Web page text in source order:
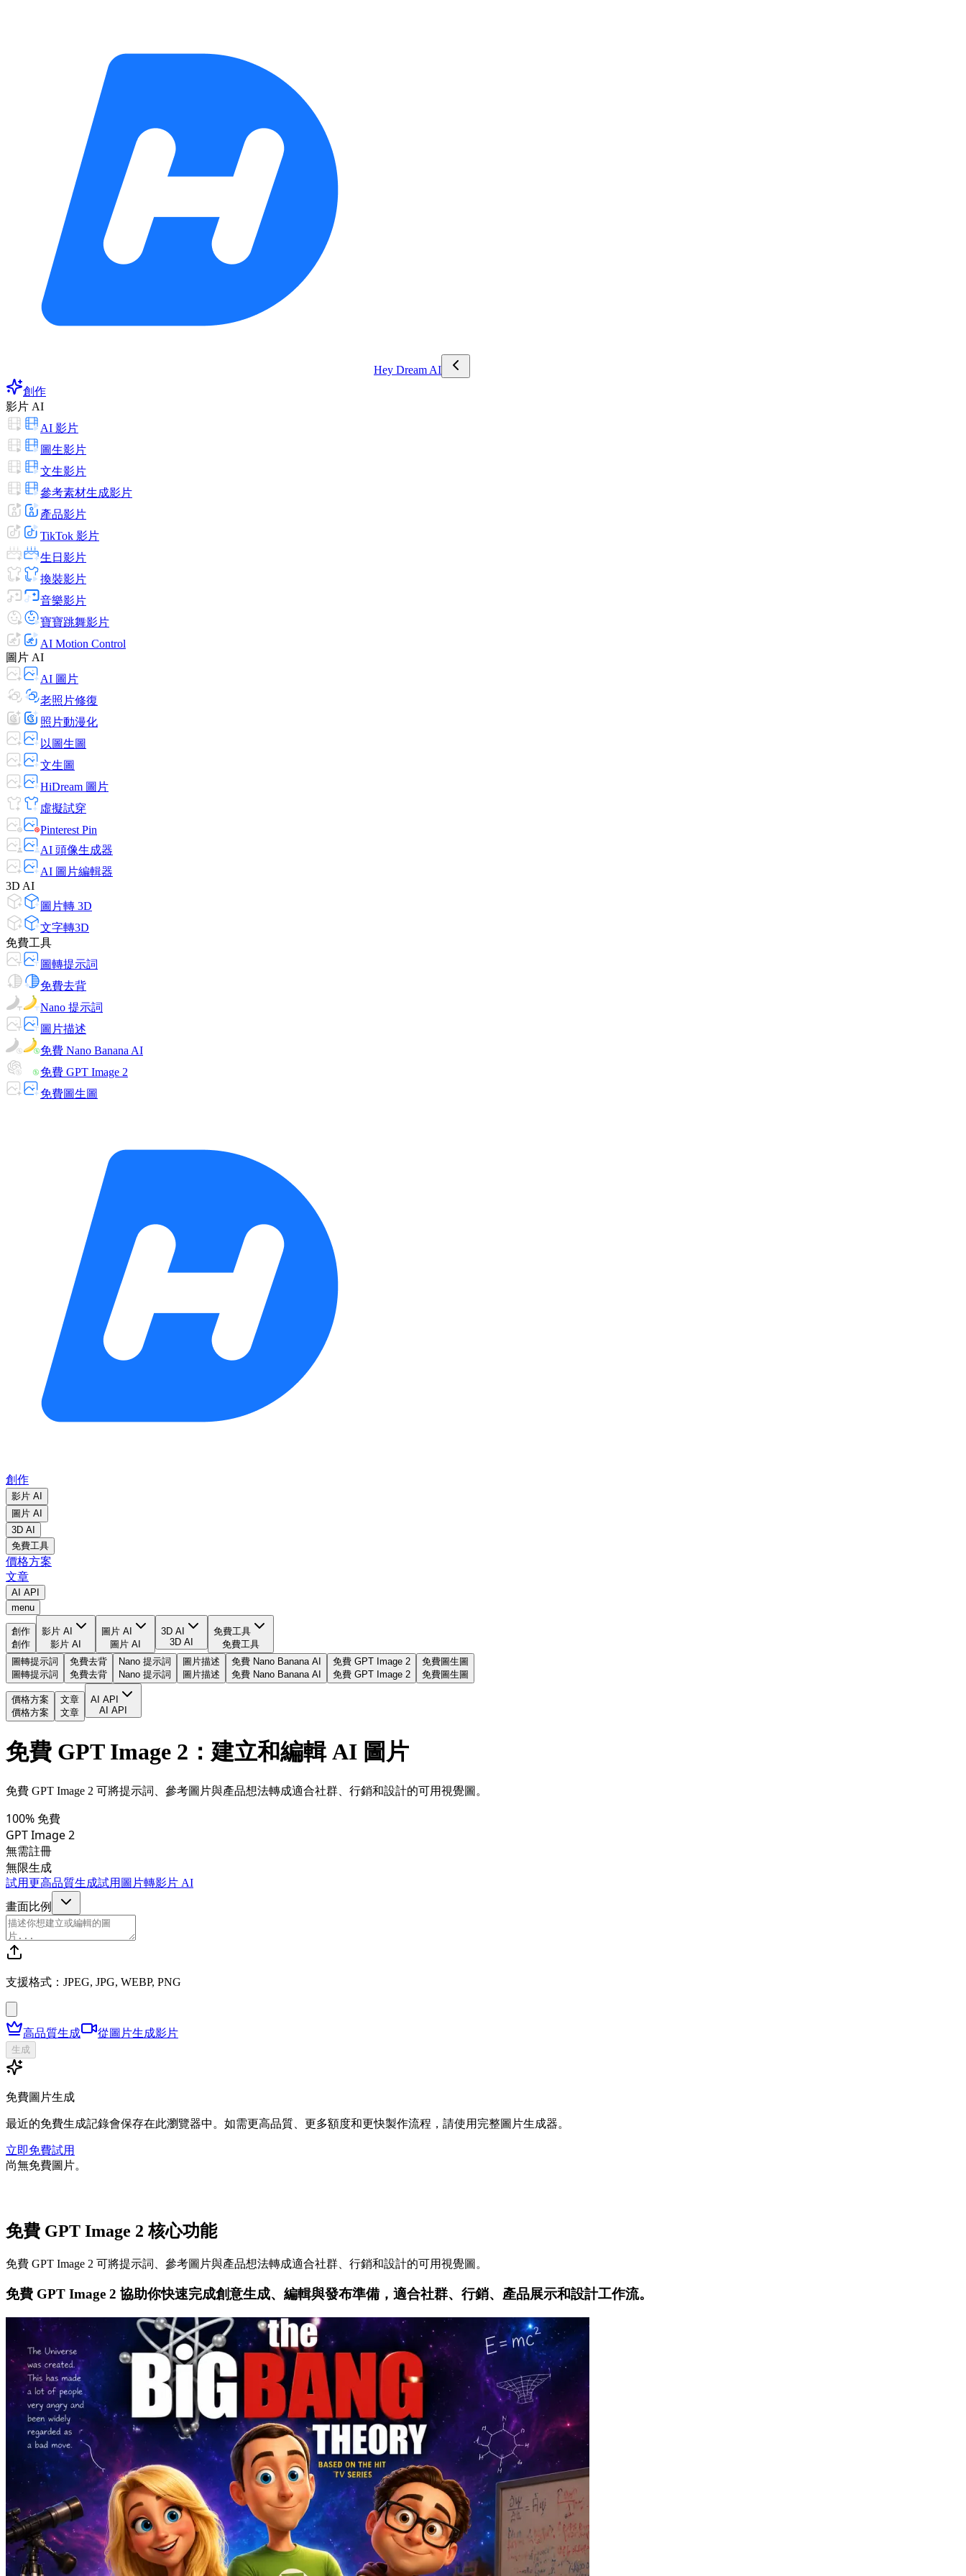
Hey Dream AI
創作
影片 AI
AI 影片
圖生影片
文生影片
參考素材生成影片
產品影片
TikTok 影片
生日影片
換裝影片
音樂影片
寶寶跳舞影片
AI Motion Control
圖片 AI
AI 圖片
老照片修復
照片動漫化
以圖生圖
文生圖
HiDream 圖片
虛擬試穿
Pinterest Pin
AI 頭像生成器
AI 圖片編輯器
3D AI
圖片轉 3D
文字轉3D
免費工具
圖轉提示詞
免費去背
Nano 提示詞
圖片描述
免費 Nano Banana AI
免費 GPT Image 2
免費圖生圖
創作
影片 AI
圖片 AI
3D AI
免費工具
價格方案
文章
AI API
menu
創作
創作
影片 AI
影片 AI
圖片 AI
圖片 AI
3D AI
3D AI
免費工具
免費工具
圖轉提示詞
圖轉提示詞
免費去背
免費去背
Nano 提示詞
Nano 提示詞
圖片描述
圖片描述
免費 Nano Banana AI
免費 Nano Banana AI
免費 GPT Image 2
免費 GPT Image 2
免費圖生圖
免費圖生圖
價格方案
價格方案
文章
文章
AI API
AI API
免費 GPT Image 2：建立和編輯 AI 圖片
免費 GPT Image 2 可將提示詞、參考圖片與產品想法轉成適合社群、行銷和設計的可用視覺圖。
100% 免費
GPT Image 2
無需註冊
無限生成
試用更高品質生成試用圖片轉影片 AI
畫面比例
支援格式：JPEG, JPG, WEBP, PNG
高品質生成 從圖片生成影片
生成
免費圖片生成
最近的免費生成記錄會保存在此瀏覽器中。如需更高品質、更多額度和更快製作流程，請使用完整圖片生成器。
立即免費試用
尚無免費圖片。
免費 GPT Image 2 核心功能
免費 GPT Image 2 可將提示詞、參考圖片與產品想法轉成適合社群、行銷和設計的可用視覺圖。
免費 GPT Image 2 協助你快速完成創意生成、編輯與發布準備，適合社群、行銷、產品展示和設計工作流。